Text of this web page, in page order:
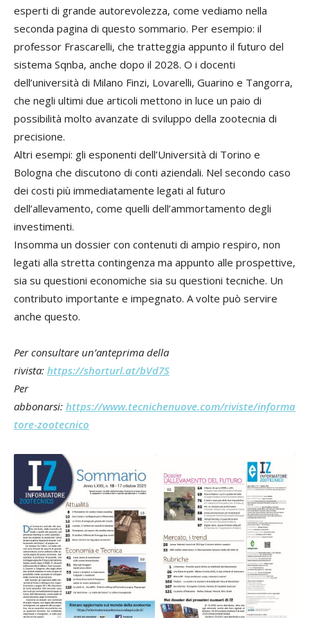
esperti di grande autorevolezza, come vediamo nella
seconda pagina di questo sommario. Per esempio: il
professor Frascarelli, che tratteggia appunto il futuro del
sistema Sqnba, anche dopo il 2028. O i docenti
dell’università di Milano Finzi, Lovarelli, Guarino e Tangorra,
che negli ultimi due articoli mettono in luce un paio di
possibilità molto avanzate di sviluppo della zootecnia di
precisione.
Altri esempi: gli esponenti dell’Università di Torino e
Bologna che discutono di conti aziendali. Nel secondo caso
dei costi più immediatamente legati al futuro
dell’allevamento, come quelli dell’ammortamento degli
investimenti.
Insomma un dossier con contenuti di ampio respiro, non
legati alla stretta contingenza ma appunto alle prospettive,
sia su questioni economiche sia su questioni tecniche. Un
contributo importante e impegnato. A volte può servire
anche questo.
Per consultare un’anteprima della
rivista: https://shorturl.at/bVd7S
Per
abbonarsi: https://www.tecnichenuove.com/riviste/informa
tore-zootecnico